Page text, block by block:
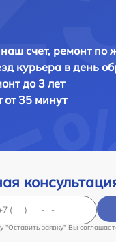
счет, ремонт по
курьера в день
до 3 лет
35 минут
"Оставить заявку" Вы